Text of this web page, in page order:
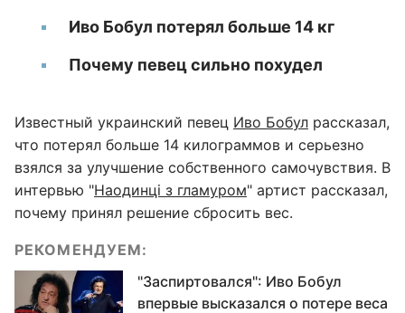
Иво Бобул потерял больше 14 кг
Почему певец сильно похудел
Известный украинский певец Иво Бобул рассказал,
что потерял больше 14 килограммов и серьезно
взялся за улучшение собственного самочувствия. В
интервью "Наодинці з гламуром" артист рассказал,
почему принял решение сбросить вес.
РЕКОМЕНДУЕМ:
"Заспиртовался": Иво Бобул
впервые высказался о потере веса